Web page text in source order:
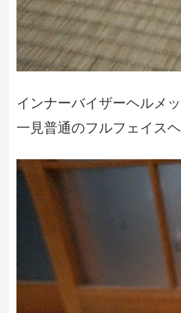
インナーバイザーヘルメ
一見普通のフルフェイス